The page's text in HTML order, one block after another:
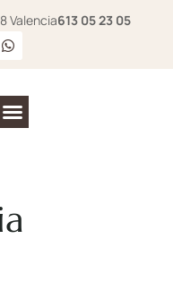
Valencia613 05 23 05